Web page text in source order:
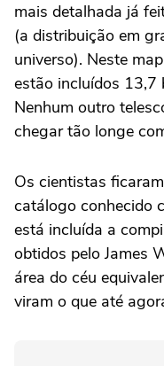
mais detalhada já
(a distribuição em
universo). Neste
estão incluídos 13,7
Nenhum outro
chegar tão longe
Os cientistas
catálogo conhecido
está incluída a
obtidos pelo James
área do céu
viram o que até